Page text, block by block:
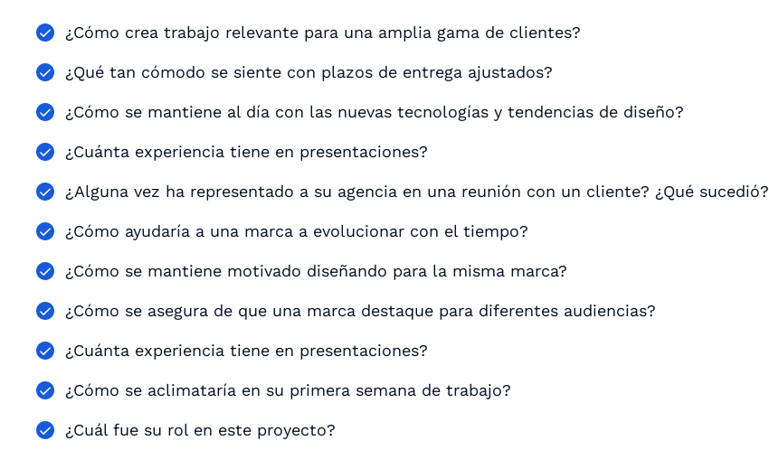
¿Cómo crea trabajo relevante para una amplia gama de clientes?
¿Qué tan cómodo se siente con plazos de entrega ajustados?
¿Cómo se mantiene al día con las nuevas tecnologías y tendencias de diseño?
¿Cuánta experiencia tiene en presentaciones?
¿Alguna vez ha representado a su agencia en una reunión con un cliente? ¿Qué sucedió?
¿Cómo ayudaría a una marca a evolucionar con el tiempo?
¿Cómo se mantiene motivado diseñando para la misma marca?
¿Cómo se asegura de que una marca destaque para diferentes audiencias?
¿Cuánta experiencia tiene en presentaciones?
¿Cómo se aclimataría en su primera semana de trabajo?
¿Cuál fue su rol en este proyecto?